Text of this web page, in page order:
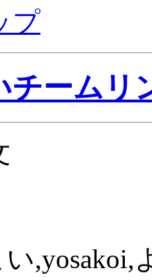
プ
チームリ
,yosakoi,